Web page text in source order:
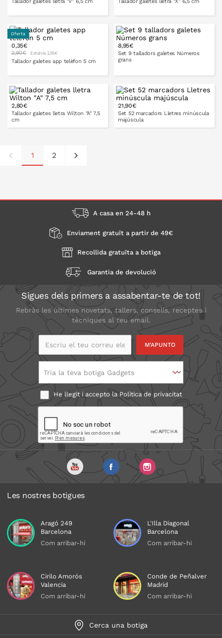
A LA CISTELLA A LA CISTELLA
Oferta
0,35€
2,90€ Estalvia 2,55€
Tallador galetes app telèfon 5 cm
A LA CISTELLA
8,95€
Set 9 talladors galetes Números
grans
A LA CISTELLA
2,80€
Tallador galetes lletra Wilton "A" 7,5
cm
21,90€
Set 52 marcadors Lletres minúscula
majúscula
1 2
A casa en 24-48 h
Enviament gratuït a partir de 49€
Recollida gratuïta a botiga
Garantia de devolució
Sigues dels primers a assabentar-te de tot!
Rebràs les últimes novetats, tallers, consells, receptes i
tècniques al teu email.
Escriu el teu correu
Tria la teva botiga Gadgets
He llegit i accepto laPolítica de privacitat
Les nostres botigues
Aragó 249
Barcelona
Com arribar-hi
L'Illa Diagonal
Barcelona
Com arribar-hi
Cirilo Amorós
Valencia
Com arribar-hi
Conde de Peñalver
Madrid
Com arribar-hi
Cerca una botiga